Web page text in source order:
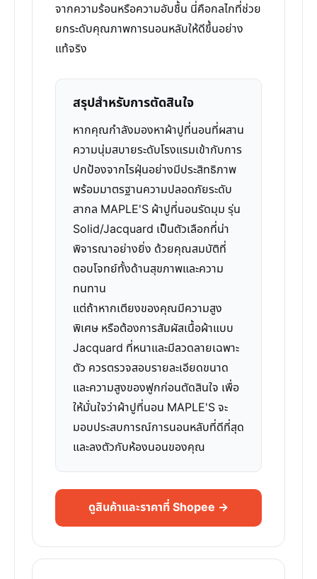
จากความร้อนหรือความอับชื้น นี่คือกลไกที่ช่วย
ยกระดับคุณภาพการนอนหลับให้ดีขึ้นอย่าง
แท้จริง
สรุปสำหรับการตัดสินใจ
หากคุณกำลังมองหาผ้าปูที่นอนที่ผสาน
ความนุ่มสบายระดับโรงแรมเข้ากับการ
ปกป้องจากไรฝุ่นอย่างมีประสิทธิภาพ
พร้อมมาตรฐานความปลอดภัยระดับ
สากล MAPLE'S ผ้าปูที่นอนรัดมุม รุ่น
Solid/Jacquard เป็นตัวเลือกที่น่า
พิจารณาอย่างยิ่ง ด้วยคุณสมบัติที่
ตอบโจทย์ทั้งด้านสุขภาพและความ
ทนทาน
แต่ถ้าหากเตียงของคุณมีความสูง
พิเศษ หรือต้องการสัมผัสเนื้อผ้าแบบ
Jacquard ที่หนาและมีลวดลายเฉพาะ
ตัว ควรตรวจสอบรายละเอียดขนาด
และความสูงของฟูกก่อนตัดสินใจ เพื่อ
ให้มั่นใจว่าผ้าปูที่นอน MAPLE'S จะ
มอบประสบการณ์การนอนหลับที่ดีที่สุด
และลงตัวกับห้องนอนของคุณ
ดูสินค้าและราคาที่ Shopee →